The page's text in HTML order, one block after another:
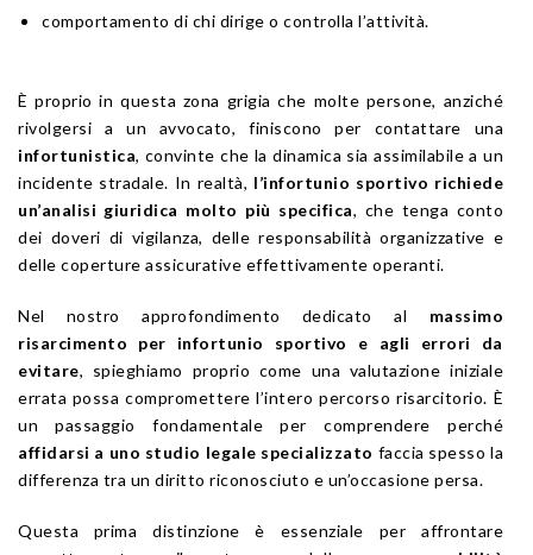
comportamento di chi dirige o controlla l’attività.
È proprio in questa zona grigia che molte persone, anziché
rivolgersi a un avvocato, finiscono per contattare una
infortunistica, convinte che la dinamica sia assimilabile a un
incidente stradale. In realtà, l’infortunio sportivo richiede
un’analisi giuridica molto più specifica, che tenga conto
dei doveri di vigilanza, delle responsabilità organizzative e
delle coperture assicurative effettivamente operanti.
Nel nostro approfondimento dedicato al massimo
risarcimento per infortunio sportivo e agli errori da
evitare, spieghiamo proprio come una valutazione iniziale
errata possa compromettere l’intero percorso risarcitorio. È
un passaggio fondamentale per comprendere perché
affidarsi a uno studio legale specializzato faccia spesso la
differenza tra un diritto riconosciuto e un’occasione persa.
Questa prima distinzione è essenziale per affrontare